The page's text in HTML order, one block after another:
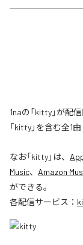
1naの「kitty」が配
「kitty」を含む全1
なお「kitty」は、
Music、 Amazon
ができる。
各配信サービス：